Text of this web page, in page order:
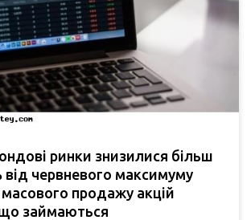
ринки знизилися більш
від червневого максимуму
продажу акцій
займаються